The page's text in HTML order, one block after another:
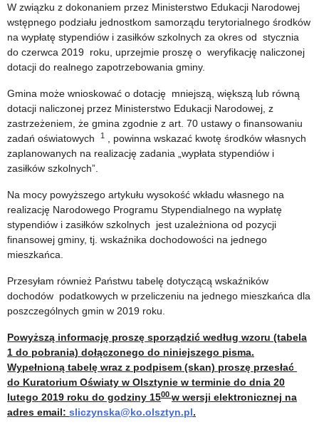
W związku z dokonaniem przez Ministerstwo Edukacji Narodowej
wstępnego podziału jednostkom samorządu terytorialnego środków
na wypłatę stypendiów i zasiłków szkolnych za okres od stycznia
do czerwca 2019 roku, uprzejmie proszę o weryfikację naliczonej
dotacji do realnego zapotrzebowania gminy.
Gmina może wnioskować o dotację mniejszą, większą lub równą
dotacji naliczonej przez Ministerstwo Edukacji Narodowej, z
zastrzeżeniem, że gmina zgodnie z art. 70 ustawy o finansowaniu
zadań oświatowych
1
, powinna wskazać kwotę środków własnych
zaplanowanych na realizację zadania „wypłata stypendiów i
zasiłków szkolnych”.
Na mocy powyższego artykułu wysokość wkładu własnego na
realizację Narodowego Programu Stypendialnego na wypłatę
stypendiów i zasiłków szkolnych jest uzależniona od pozycji
finansowej gminy, tj. wskaźnika dochodowości na jednego
mieszkańca.
Przesyłam również Państwu tabelę dotyczącą wskaźników
dochodów podatkowych w przeliczeniu na jednego mieszkańca dla
poszczególnych gmin w 2019 roku.
Powyższą informację proszę sporządzić według wzoru (tabela
1 do pobrania) dołączonego do niniejszego pisma.
Wypełnioną tabelę wraz z podpisem (skan) proszę przesłać
do Kuratorium Oświaty w Olsztynie w terminie do dnia 20
lutego 2019 roku do godziny 1500 w wersji elektronicznej na
adres email: sliczynska@ko.olsztyn.pl.